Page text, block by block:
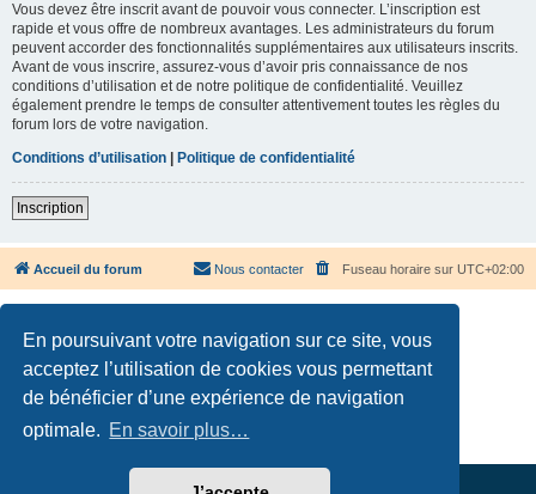
En poursuivant votre navigation sur ce site, vous
acceptez l’utilisation de cookies vous permettant
de bénéficier d’une expérience de navigation
optimale. En savoir plus…
Vous devez être inscrit avant de pouvoir vous connecter. L’inscription est
rapide et vous offre de nombreux avantages. Les administrateurs du forum
peuvent accorder des fonctionnalités supplémentaires aux utilisateurs inscrits.
Avant de vous inscrire, assurez-vous d’avoir pris connaissance de nos
conditions d’utilisation et de notre politique de confidentialité. Veuillez
également prendre le temps de consulter attentivement toutes les règles du
forum lors de votre navigation.
Conditions d’utilisation
Politique de confidentialité
Inscription
Accueil du forum Fuseau horaire sur UTC+02:00
Nous contacter
Développé parphpBB® Forum Software © phpBB Limited
Confidentialité